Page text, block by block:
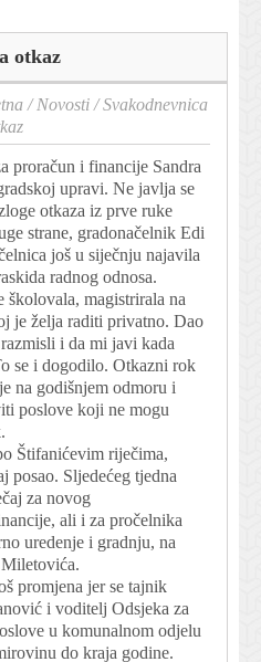
otkaz
/Novosti /Svakodnevnica
proračun i financije Sandra
upravi. Ne javlja se
otkaza iz prve ruke
strane, gradonačelnik Edi
još u siječnju najavila
radnog odnosa.
magistrirala na
je želja raditi privatno. Dao
i da mi javi kada
se i dogodilo. Otkazni rok
na godišnjem odmoru i
poslove koji ne mogu
Štifanićevim riječima,
posao. Sljedećeg tjedna
za novog
ali i za pročelnika
uredenje i gradnju, na
promjena jer se tajnik
i voditelj Odsjeka za
u komunalnom odjelu
do kraja godine.